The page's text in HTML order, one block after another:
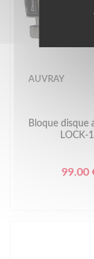
AUVRAY
Bloque disque
LOCK-
99.00